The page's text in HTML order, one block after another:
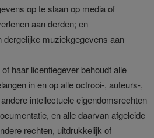
op te slaan op media of
aan derden; en
dergelijke muziekgegevens aan
haar licentiegever behoudt alle
in en op alle octrooi-, auteurs-,
intellectuele eigendomsrechten
en alle daarvan afgeleide
rechten, uitdrukkelijk of